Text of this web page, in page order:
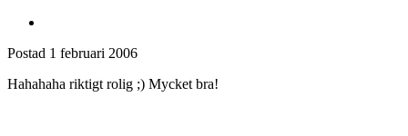
Postad 1 februari 2006
Hahahaha riktigt rolig ;) Mycket bra!